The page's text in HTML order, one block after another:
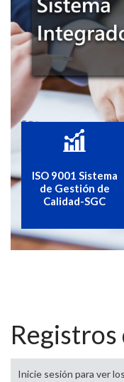
ISO 9001 Sistema
de Gestión de
Calidad-SGC
Registros
Inicie sesión para ver